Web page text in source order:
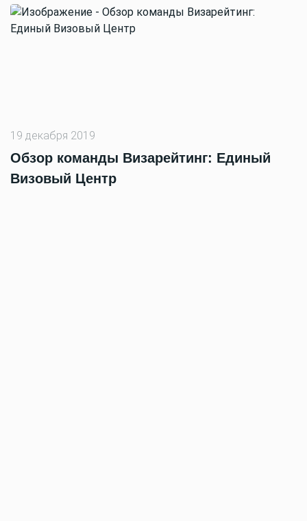
19 декабря 2019
Обзор команды Визарейтинг: Единый
Визовый Центр